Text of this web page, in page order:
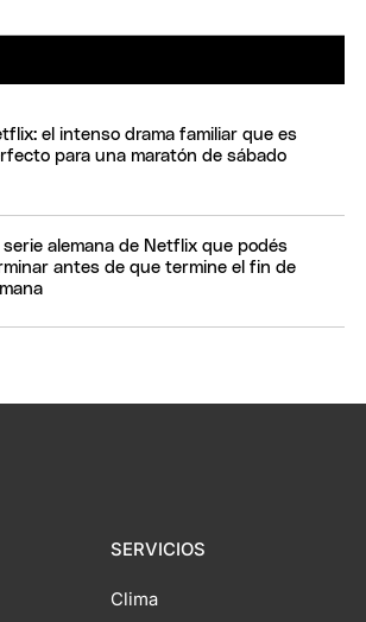
el intenso drama familiar que es
para una maratón de sábado
serie alemana de Netflix que podés
antes de que termine el fin de
SERVICIOS
Clima